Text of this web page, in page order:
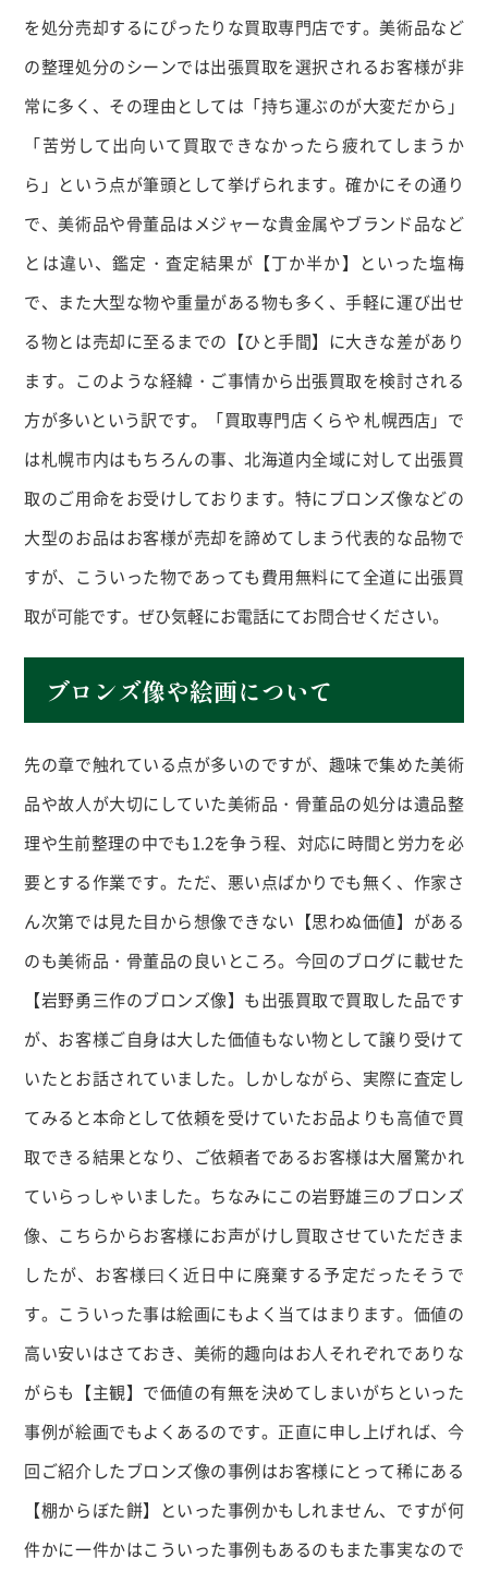
を処分売却するにぴったりな買取専門店です。美術品など
の整理処分のシーンでは出張買取を選択されるお客様が非
常に多く、その理由としては「持ち運ぶのが大変だから」
「苦労して出向いて買取できなかったら疲れてしまうか
ら」という点が筆頭として挙げられます。確かにその通り
で、美術品や骨董品はメジャーな貴金属やブランド品など
とは違い、鑑定・査定結果が【丁か半か】といった塩梅
で、また大型な物や重量がある物も多く、手軽に運び出せ
る物とは売却に至るまでの【ひと手間】に大きな差があり
ます。このような経緯・ご事情から出張買取を検討される
方が多いという訳です。「買取専門店 くらや 札幌西店」で
は札幌市内はもちろんの事、北海道内全域に対して出張買
取のご用命をお受けしております。特にブロンズ像などの
大型のお品はお客様が売却を諦めてしまう代表的な品物で
すが、こういった物であっても費用無料にて全道に出張買
取が可能です。ぜひ気軽にお電話にてお問合せください。
ブロンズ像や絵画について
先の章で触れている点が多いのですが、趣味で集めた美術
品や故人が大切にしていた美術品・骨董品の処分は遺品整
理や生前整理の中でも1.2を争う程、対応に時間と労力を必
要とする作業です。ただ、悪い点ばかりでも無く、作家さ
ん次第では見た目から想像できない【思わぬ価値】がある
のも美術品・骨董品の良いところ。今回のブログに載せた
【岩野勇三作のブロンズ像】も出張買取で買取した品です
が、お客様ご自身は大した価値もない物として譲り受けて
いたとお話されていました。しかしながら、実際に査定し
てみると本命として依頼を受けていたお品よりも高値で買
取できる結果となり、ご依頼者であるお客様は大層驚かれ
ていらっしゃいました。ちなみにこの岩野雄三のブロンズ
像、こちらからお客様にお声がけし買取させていただきま
したが、お客様曰く近日中に廃棄する予定だったそうで
す。こういった事は絵画にもよく当てはまります。価値の
高い安いはさておき、美術的趣向はお人それぞれでありな
がらも【主観】で価値の有無を決めてしまいがちといった
事例が絵画でもよくあるのです。正直に申し上げれば、今
回ご紹介したブロンズ像の事例はお客様にとって稀にある
【棚からぼた餅】といった事例かもしれません、ですが何
件かに一件かはこういった事例もあるのもまた事実なので